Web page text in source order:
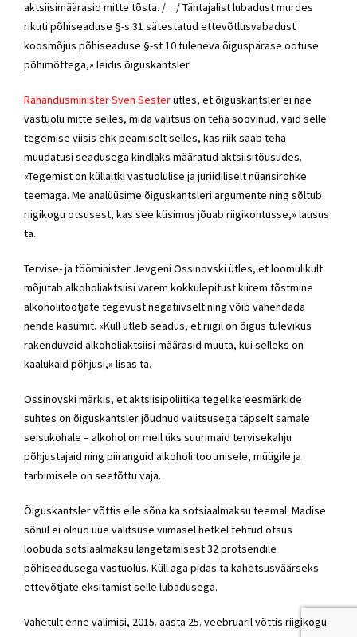
aktsiisimäärasid mitte tõsta. /…/ Tähtajalist lubadust murdes
rikuti põhiseaduse §-s 31 sätestatud ettevõtlusvabadust
koosmõjus põhiseaduse §-st 10 tuleneva õiguspärase ootuse
põhimõttega,» leidis õiguskantsler.
Rahandusminister Sven Sesterütles, et õiguskantsler ei näe
vastuolu mitte selles, mida valitsus on teha soovinud, vaid selle
tegemise viisis ehk peamiselt selles, kas riik saab teha
muudatusi seadusega kindlaks määratud aktsiisitõusudes.
«Tegemist on küllaltki vastuolulise ja juriidiliselt nüansirohke
teemaga. Me analüüsime õiguskantsleri argumente ning sõltub
riigikogu otsusest, kas see küsimus jõuab riigikohtusse,» lausus
ta.
Tervise- ja tööminister Jevgeni Ossinovski ütles, et loomulikult
mõjutab alkoholiaktsiisi varem kokkulepitust kiirem tõstmine
alkoholitootjate tegevust negatiivselt ning võib vähendada
nende kasumit. «Küll ütleb seadus, et riigil on õigus tulevikus
rakenduvaid alkoholiaktsiisi määrasid muuta, kui selleks on
kaalukaid põhjusi,» lisas ta.
Ossinovski märkis, et aktsiisipoliitika tegelike eesmärkide
suhtes on õiguskantsler jõudnud valitsusega täpselt samale
seisukohale – alkohol on meil üks suurimaid tervisekahju
põhjustajaid ning piiranguid alkoholi tootmisele, müügile ja
tarbimisele on seetõttu vaja.
Õiguskantsler võttis eile sõna ka sotsiaalmaksu teemal. Madise
sõnul ei olnud uue valitsuse viimasel hetkel tehtud otsus
loobuda sotsiaalmaksu langetamisest 32 protsendile
põhiseadusega vastuolus. Küll aga pidas ta kahetsusväärseks
ettevõtjate eksitamist selle lubadusega.
Vahetult enne valimisi, 2015. aasta 25. veebruaril võttis riigikogu